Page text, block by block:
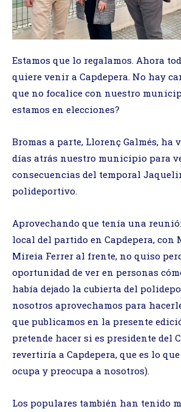
Estamos que lo regalamos. Ahora
quiere venir a Capdepera. No hay
que no focalice con nuestro
estamos en elecciones?
Bromas a parte, Llorenç Galmés, ha
días atrás nuestro municipio para
consecuencias del temporal
polideportivo.
Aprovechando que tenía una
local del partido en Capdepera, con
Mireia Ferrer al frente, no quiso
oportunidad de ver en personas
había dejado la cubierta del
nosotros aprovechamos para
que publicamos en la presente
pretende hacer si es presidente del
revertiría a Capdepera, que es lo
ocupa y preocupa a nosotros).
Los populares también han tenido